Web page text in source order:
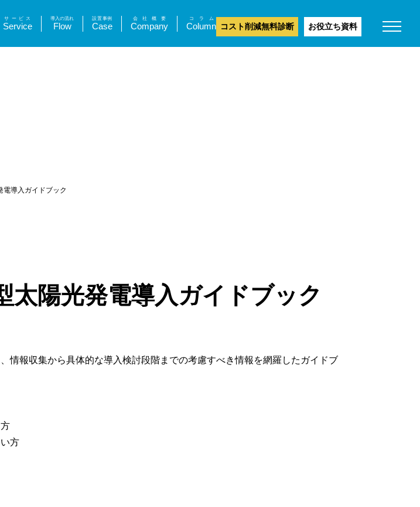
Service
サービス
Flow
導入の流れ
Case
設置事例
Company
会社概要
Column
コラム
コスト削減無料診断 お役立ち資料
電導入ガイドブック
太陽光発電導入ガイドブック
情報収集から具体的な導入検討段階までの考慮すべき情報を網羅したガイドブ
方